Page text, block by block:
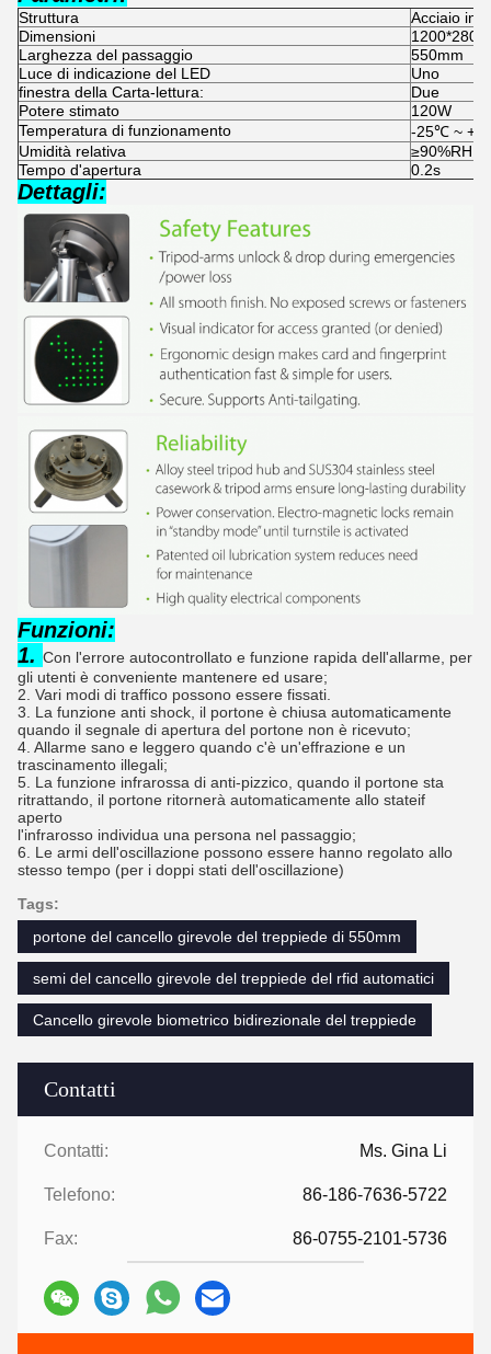
Contatti
Contatti: Ms. Gina Li
Telefono: 86-186-7636-5722
Fax: 86-0755-2101-5736
Struttura
Acciaio
Dimensioni
Larghezza del passaggio
550mm
Luce di indicazione del LED
Uno
finestra della Carta-lettura:
Due
Potere stimato
120W
Temperatura di funzionamento
-25℃ ~
Umidità relativa
≥90%RH
Tempo d'apertura
0.2s
Dettagli:
Funzioni:
1. Con l'errore autocontrollato e funzione rapida dell'allarme, per
gli utenti è conveniente mantenere ed usare;
2. Vari modi di traffico possono essere fissati.
3. La funzione anti shock, il portone è chiusa automaticamente
quando il segnale di apertura del portone non è ricevuto;
4. Allarme sano e leggero quando c'è un'effrazione e un
trascinamento illegali;
5. La funzione infrarossa di anti-pizzico, quando il portone sta
ritrattando, il portone ritornerà automaticamente allo stateif
aperto
l'infrarosso individua una persona nel passaggio;
6. Le armi dell'oscillazione possono essere hanno regolato allo
stesso tempo (per i doppi stati dell'oscillazione)
Tags:
portone del cancello girevole del treppiede di 550mm
semi del cancello girevole del treppiede del rfid automatici
Cancello girevole biometrico bidirezionale del treppiede